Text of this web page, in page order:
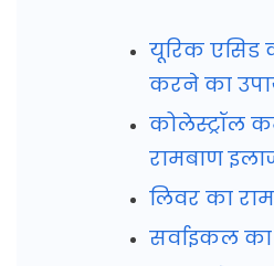
यूरिक एसिड
करने का
कोलेस्ट्रॉल
रामबाण
लिवर का
सर्वाइकल